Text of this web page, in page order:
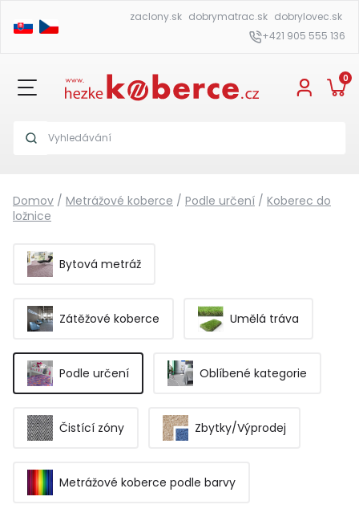
zaclony.sk dobrymatrac.sk dobrylovec.sk
+421 905 555 136
0
Domov / Metrážové koberce / Podle určení / Koberec do
ložnice
Bytová metráž
Zátěžové koberce Umělá tráva
Podle určení Oblíbené kategorie
Čistící zóny Zbytky/Výprodej
Metrážové koberce podle barvy